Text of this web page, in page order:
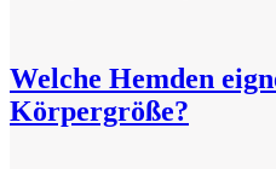
Welche Hemden
Körpergröße?